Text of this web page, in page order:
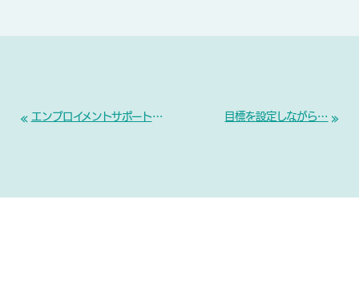
« エンプロイメントサポートセンターミークス開所 目標を設定しながら… »